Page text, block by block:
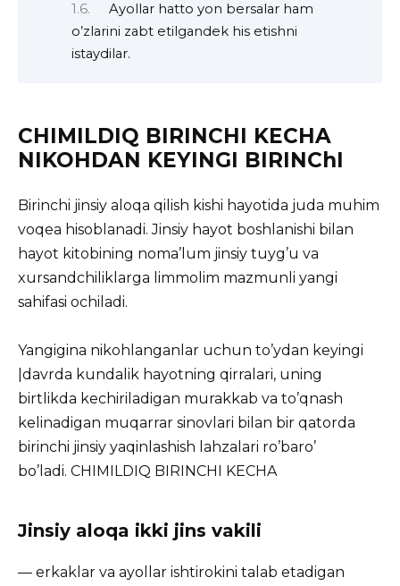
Ayollar hatto yon bersalar ham
o’zlarini zabt etilgandek his etishni
istaydilar.
CHIMILDIQ BIRINCHI KECHA
NIKOHDAN KEYINGI BIRINChI
Birinchi jinsiy aloqa qilish kishi hayotida juda muhim
voqea hisoblanadi. Jinsiy hayot boshlanishi bilan
hayot kitobining noma’lum jinsiy tuyg’u va
xursandchiliklarga limmolim mazmunli yangi
sahifasi ochiladi.
Yangigina nikohlanganlar uchun to’ydan keyingi
|davrda kundalik hayotning qirralari, uning
birtlikda kechiriladigan murakkab va to’qnash
kelinadigan muqarrar sinovlari bilan bir qatorda
birinchi jinsiy yaqinlashish lahzalari ro’baro’
bo’ladi. CHIMILDIQ BIRINCHI KECHA
Jinsiy aloqa ikki jins vakili
— erkaklar va ayollar ishtirokini talab etadigan